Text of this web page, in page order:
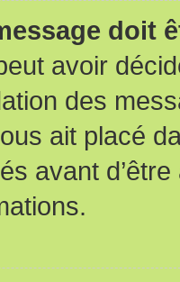
doit
avoir
des
ait placé
avant